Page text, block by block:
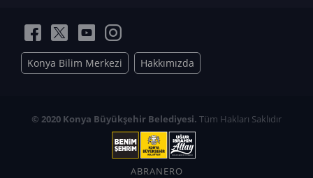
Konya Bilim Merkezi Hakkımızda
© 2020 Konya Büyükşehir Belediyesi. Tüm Hakları Saklıdır
ABRANERO